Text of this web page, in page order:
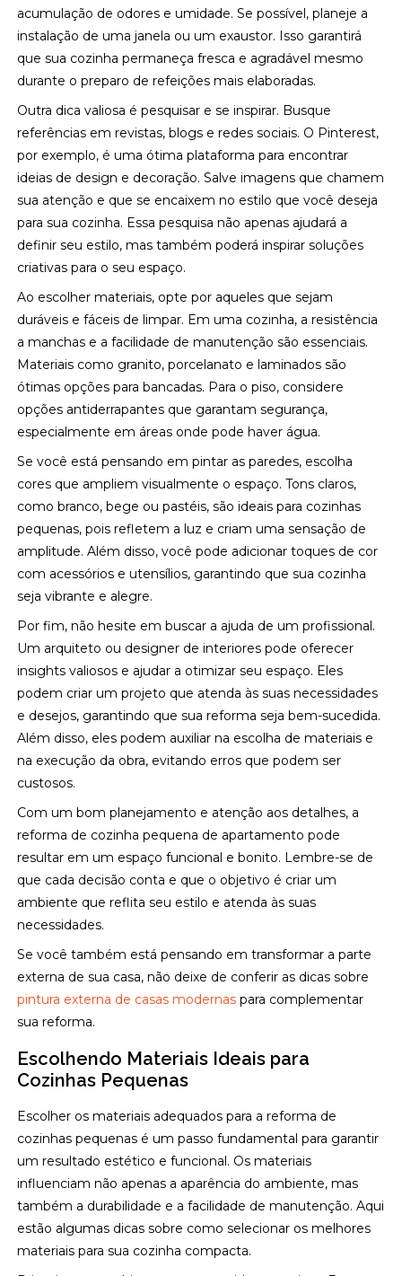
acumulação de odores e umidade. Se possível, planeje a
instalação de uma janela ou um exaustor. Isso garantirá
que sua cozinha permaneça fresca e agradável mesmo
durante o preparo de refeições mais elaboradas.
Outra dica valiosa é pesquisar e se inspirar. Busque
referências em revistas, blogs e redes sociais. O Pinterest,
por exemplo, é uma ótima plataforma para encontrar
ideias de design e decoração. Salve imagens que chamem
sua atenção e que se encaixem no estilo que você deseja
para sua cozinha. Essa pesquisa não apenas ajudará a
definir seu estilo, mas também poderá inspirar soluções
criativas para o seu espaço.
Ao escolher materiais, opte por aqueles que sejam
duráveis e fáceis de limpar. Em uma cozinha, a resistência
a manchas e a facilidade de manutenção são essenciais.
Materiais como granito, porcelanato e laminados são
ótimas opções para bancadas. Para o piso, considere
opções antiderrapantes que garantam segurança,
especialmente em áreas onde pode haver água.
Se você está pensando em pintar as paredes, escolha
cores que ampliem visualmente o espaço. Tons claros,
como branco, bege ou pastéis, são ideais para cozinhas
pequenas, pois refletem a luz e criam uma sensação de
amplitude. Além disso, você pode adicionar toques de cor
com acessórios e utensílios, garantindo que sua cozinha
seja vibrante e alegre.
Por fim, não hesite em buscar a ajuda de um profissional.
Um arquiteto ou designer de interiores pode oferecer
insights valiosos e ajudar a otimizar seu espaço. Eles
podem criar um projeto que atenda às suas necessidades
e desejos, garantindo que sua reforma seja bem-sucedida.
Além disso, eles podem auxiliar na escolha de materiais e
na execução da obra, evitando erros que podem ser
custosos.
Com um bom planejamento e atenção aos detalhes, a
reforma de cozinha pequena de apartamento pode
resultar em um espaço funcional e bonito. Lembre-se de
que cada decisão conta e que o objetivo é criar um
ambiente que reflita seu estilo e atenda às suas
necessidades.
Se você também está pensando em transformar a parte
externa de sua casa, não deixe de conferir as dicas sobre
pintura externa de casas modernas para complementar
sua reforma.
Escolhendo Materiais Ideais para
Cozinhas Pequenas
Escolher os materiais adequados para a reforma de
cozinhas pequenas é um passo fundamental para garantir
um resultado estético e funcional. Os materiais
influenciam não apenas a aparência do ambiente, mas
também a durabilidade e a facilidade de manutenção. Aqui
estão algumas dicas sobre como selecionar os melhores
materiais para sua cozinha compacta.